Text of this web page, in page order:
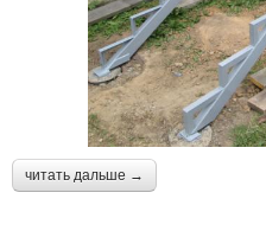
читать дальше →